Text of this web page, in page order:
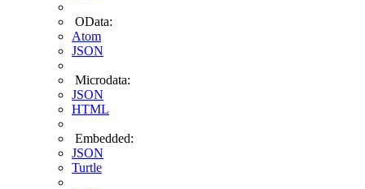
OData:
Atom
JSON
Microdata:
JSON
HTML
Embedded:
JSON
Turtle